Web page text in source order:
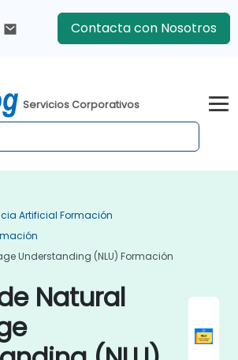
Contacta con Nosotros
Servicios Corporativos
Artificial Formación
Understanding (NLU) Formación
Natural